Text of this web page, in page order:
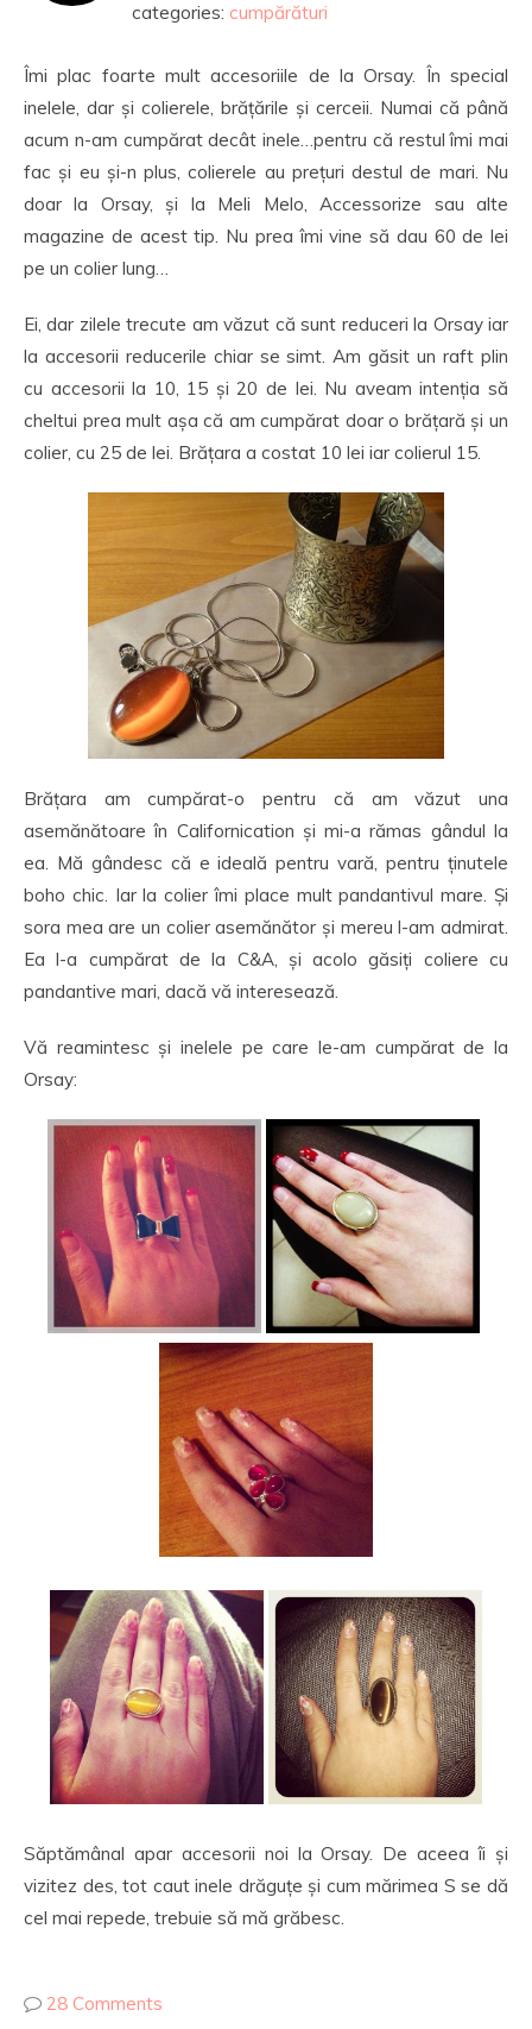
categories: cumpărături
Îmi plac foarte mult accesoriile de la Orsay. În special
inelele, dar și colierele, brățările și cerceii. Numai că până
acum n-am cumpărat decât inele…pentru că restul îmi mai
fac și eu și-n plus, colierele au prețuri destul de mari. Nu
doar la Orsay, și la Meli Melo, Accessorize sau alte
magazine de acest tip. Nu prea îmi vine să dau 60 de lei
pe un colier lung…
Ei, dar zilele trecute am văzut că sunt reduceri la Orsay iar
la accesorii reducerile chiar se simt. Am găsit un raft plin
cu accesorii la 10, 15 și 20 de lei. Nu aveam intenția să
cheltui prea mult așa că am cumpărat doar o brățară și un
colier, cu 25 de lei. Brățara a costat 10 lei iar colierul 15.
Brățara am cumpărat-o pentru că am văzut una
asemănătoare în Californication și mi-a rămas gândul la
ea. Mă gândesc că e ideală pentru vară, pentru ținutele
boho chic. Iar la colier îmi place mult pandantivul mare. Și
sora mea are un colier asemănător și mereu l-am admirat.
Ea l-a cumpărat de la C&A, și acolo găsiți coliere cu
pandantive mari, dacă vă interesează.
Vă reamintesc și inelele pe care le-am cumpărat de la
Orsay:
Săptămânal apar accesorii noi la Orsay. De aceea îi și
vizitez des, tot caut inele drăguțe și cum mărimea S se dă
cel mai repede, trebuie să mă grăbesc.
28 Comments